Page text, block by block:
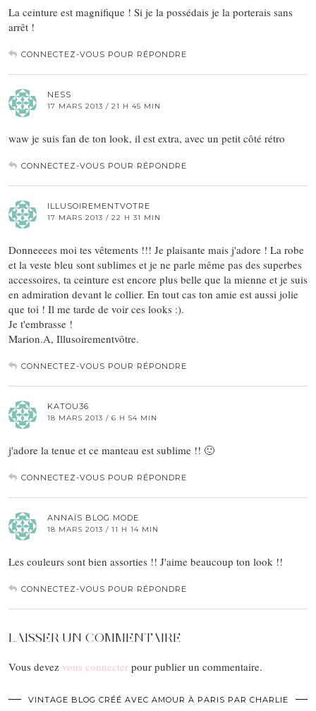
La ceinture est magnifique ! Si je la possédais je la porterais sans
arrêt !
CONNECTEZ-VOUS POUR RÉPONDRE
NESS
17 MARS 2013 / 21 H 45 MIN
waw je suis fan de ton look, il est extra, avec un petit côté rétro
CONNECTEZ-VOUS POUR RÉPONDRE
ILLUSOIREMENTVOTRE
17 MARS 2013 / 22 H 31 MIN
Donneeees moi tes vêtements !!! Je plaisante mais j'adore ! La robe
et la veste bleu sont sublimes et je ne parle même pas des superbes
accessoires, ta ceinture est encore plus belle que la mienne et je suis
en admiration devant le collier. En tout cas ton amie est aussi jolie
que toi ! Il me tarde de voir ces looks :).
Je t'embrasse !
Marion.A, Illusoirementvôtre.
CONNECTEZ-VOUS POUR RÉPONDRE
KATOU36
18 MARS 2013 / 6 H 54 MIN
j'adore la tenue et ce manteau est sublime !! 🙂
CONNECTEZ-VOUS POUR RÉPONDRE
ANNAÏS BLOG MODE
18 MARS 2013 / 11 H 14 MIN
Les couleurs sont bien assorties !! J'aime beaucoup ton look !!
CONNECTEZ-VOUS POUR RÉPONDRE
LAISSER UN COMMENTAIRE
Vous devez vous connecter pour publier un commentaire.
VINTAGE BLOG CRÉÉ AVEC AMOUR À PARIS PAR CHARLIE